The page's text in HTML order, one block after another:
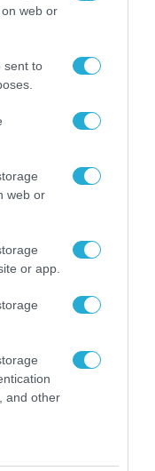
web or
sent to
web or
or app.
and other
τον πολίτη